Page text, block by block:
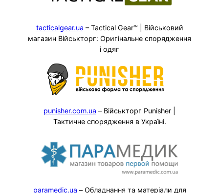
tacticalgear.ua – Tactical Gear™ | Військовий
магазин Військторг: Оригінальне спорядження
і одяг
punisher.com.ua – Військторг Punisher |
Тактичне спорядження в Україні.
paramedic.ua – Обладнання та матеріали для